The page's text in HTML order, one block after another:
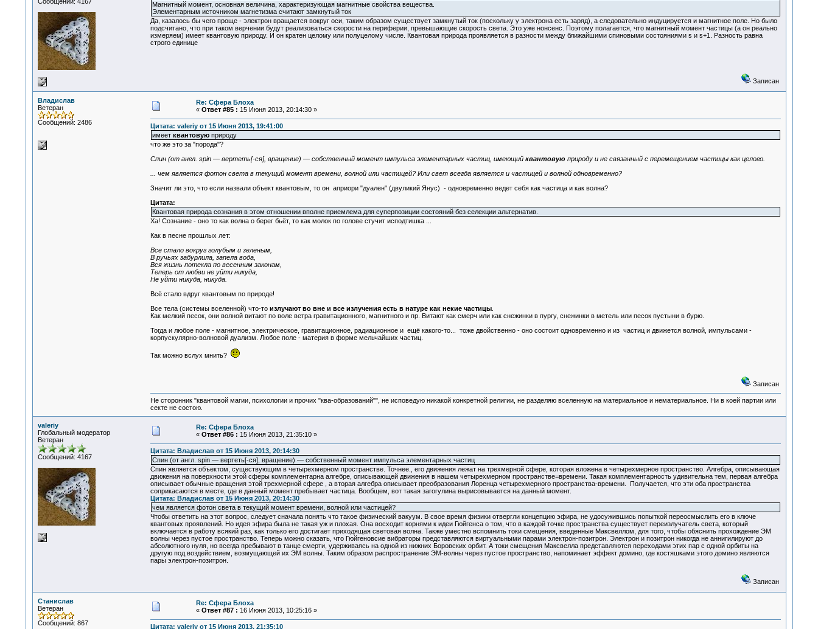
Магнитный момент, основная величина, характеризующая магнитные свойства вещества.
Элементарным источником магнетизма считают замкнутый ток
Да, казалось бы чего проще - электрон вращается вокруг оси, таким образом существует замкнутый ток (поскольку у электрона есть заряд), а следовательно индуцируется и магнитное поле. Но было
подсчитано, что при таком верчении будут реализоваться скорости на периферии, превышающие скорость света. Это уже нонсенс. Поэтому полагается, что магнитный момент частицы (а он реально
измеряем) имеет квантовую природу. И он кратен целому или полуцелому числе. Квантовая природа проявляется в разности между ближайшими спиновыми состояниями s и s+1. Разность равна
строго единице
Записан
Владислав
Ветеран
Сообщений: 2486
Re: Сфера Блоха
« Ответ #85 : 15 Июня 2013, 20:14:30 »
Цитата: valeriy от 15 Июня 2013, 19:41:00
имеет квантовую природу
что же это за "порода"?
Спин (от англ. spin — вертеть[-ся], вращение) — собственный момент импульса элементарных частиц, имеющий квантовую природу и не связанный с перемещением частицы как целого.
... чем является фотон света в текущий момент времени, волной или частицей? Или свет всегда является и частицей и волной одновременно?
Значит ли это, что если назвали объект квантовым, то он априори "дуален" (двуликий Янус) - одновременно ведет себя как частица и как волна?
Цитата:
Квантовая природа сознания в этом отношении вполне приемлема для суперпозиции состояний без селекции альтернатив.
Ха! Сознание - оно то как волна о берег бьёт, то как молок по голове стучит исподтишка ...
Как в песне прошлых лет:
Все стало вокруг голубым и зеленым,
В ручьях забурлила, запела вода,
Вся жизнь потекла по весенним законам,
Теперь от любви не уйти никуда,
Не уйти никуда, никуда.
Всё стало вдруг квантовым по природе!
Все тела (системы вселенной) что-то излучают во вне и все излучения есть в натуре как некие частицы.
Как мелкий песок, они волной витают по воле ветра гравитационного, магнитного и пр. Витают как смерч или как снежинки в пургу, снежинки в метель или песок пустыни в бурю.
Тогда и любое поле - магнитное, электрическое, гравитационное, радиационное и ещё какого-то... тоже двойственно - оно состоит одновременно и из частиц и движется волной, импульсами -
корпускулярно-волновой дуализм. Любое поле - материя в форме мельчайших частиц.
Так можно вслух мнить?
Записан
Не сторонник "квантовой магии, психологии и прочих "ква-образований"", не исповедую никакой конкретной религии, не разделяю вселенную на материальное и нематериальное. Ни в коей партии или
секте не состою.
valeriy
Глобальный модератор
Ветеран
Сообщений: 4167
Re: Сфера Блоха
« Ответ #86 : 15 Июня 2013, 21:35:10 »
Цитата: Владислав от 15 Июня 2013, 20:14:30
Спин (от англ. spin — вертеть[-ся], вращение) — собственный момент импульса элементарных частиц
Спин является объектом, существующим в четырехмерном пространстве. Точнее., его движения лежат на трехмерной сфере, которая вложена в четырехмерное пространство. Алгебра, описывающая
движения на поверхности этой сферы комплементарна алгебре, описывающей движения в нашем четырехмерном пространстве=времени. Такая комплементарность удивительна тем, первая алгебра
описывает обычные вращения этой трехмерной сфере , а вторая алгебра описывает преобразования Лоренца четырехмерного пространства-времени. Получается, что эти оба пространства
соприкасаются в месте, где в данный момент пребывает частица. Вообщем, вот такая загогулина вырисовывается на данный момент.
Цитата: Владислав от 15 Июня 2013, 20:14:30
чем является фотон света в текущий момент времени, волной или частицей?
Чтобы ответить на этот вопрос, следует сначала понять что такое физический вакуум. В свое время физики отвергли концепцию эфира, не удосужившись попыткой переосмыслить его в ключе
квантовых проявлений. Но идея эфира была не такая уж и плохая. Она восходит корнями к идеи Гюйгенса о том, что в каждой точке пространства существует переизлучатель света, который
включается в работу всякий раз, как только его достигает приходящая световая волна. Также уместно вспомнить токи смещения, введенные Максвеллом, для того, чтобы обяснить прохождение ЭМ
волны через пустое пространство. Теперь можно сказать, что Гюйгеновсие вибраторы представляются виртуальными парами электрон-позитрон. Электрон и позитрон никогда не аннигилируют до
абсолютного нуля, но всегда пребывают в танце смерти, удерживаясь на одной из нижних Боровских орбит. А токи смещения Максвелла представляются переходами этих пар с одной орбиты на
другую под воздействием, возмущающей их ЭМ волны. Таким образом распространение ЭМ-волны через пустое пространство, напоминает эффект домино, где костяшками этого домино являются
пары электрон-позитрон.
Записан
Станислав
Ветеран
Сообщений: 867
Re: Сфера Блоха
« Ответ #87 : 16 Июня 2013, 10:25:16 »
Цитата: valeriy от 15 Июня 2013, 21:35:10